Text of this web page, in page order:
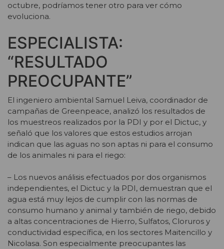
octubre, podríamos tener otro para ver cómo
evoluciona.
ESPECIALISTA:
“RESULTADO
PREOCUPANTE”
El ingeniero ambiental Samuel Leiva, coordinador de
campañas de Greenpeace, analizó los resultados de
los muestreos realizados por la PDI y por el Dictuc, y
señaló que los valores que estos estudios arrojan
indican que las aguas no son aptas ni para el consumo
de los animales ni para el riego:
– Los nuevos análisis efectuados por dos organismos
independientes, el Dictuc y la PDI, demuestran que el
agua está muy lejos de cumplir con las normas de
consumo humano y animal y también de riego, debido
a altas concentraciones de Hierro, Sulfatos, Cloruros y
conductividad específica, en los sectores Maitencillo y
Nicolasa. Son especialmente preocupantes las